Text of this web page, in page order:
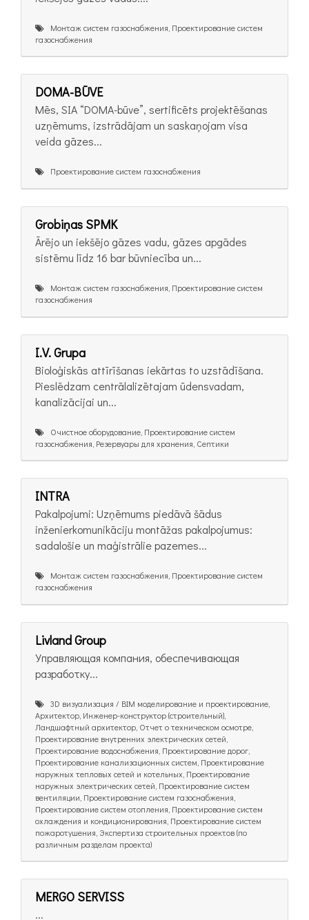
Монтаж систем газоснабжения, Проектирование систем
газоснабжения
DOMA-BŪVE
Mēs, SIA “DOMA-būve”, sertificēts projektēšanas
uzņēmums, izstrādājam un saskaņojam visa
veida gāzes...
Проектирование систем газоснабжения
Grobiņas SPMK
Ārējo un iekšējo gāzes vadu, gāzes apgādes
sistēmu līdz 16 bar būvniecība un...
Монтаж систем газоснабжения, Проектирование систем
газоснабжения
I.V. Grupa
Bioloģiskās attīrīšanas iekārtas to uzstādīšana.
Pieslēdzam centrālalizētajam ūdensvadam,
kanalizācijai un...
Очистное оборудование, Проектирование систем
газоснабжения, Резервуары для хранения, Септики
INTRA
Pakalpojumi: Uzņēmums piedāvā šādus
inženierkomunikāciju montāžas pakalpojumus:
sadalošie un maģistrālie pazemes...
Монтаж систем газоснабжения, Проектирование систем
газоснабжения
Livland Group
Управляющая компания, обеспечивающая
разработку...
3D визуализация / BIM моделирование и проектирование,
Архитектор, Инженер-конструктор (строительный),
Ландшафтный архитектор, Отчет о техническом осмотре,
Проектирование внутренних электрических сетей,
Проектирование водоснабжения, Проектирование дорог,
Проектирование канализационных систем, Проектирование
наружных тепловых сетей и котельных, Проектирование
наружных электрических сетей, Проектирование систем
вентиляции, Проектирование систем газоснабжения,
Проектирование систем отопления, Проектирование систем
охлаждения и кондиционирования, Проектирование систем
пожаротушения, Экспертиза строительных проектов (по
различным разделам проекта)
MERGO SERVISS
...